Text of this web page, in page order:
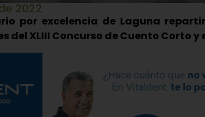
2022
por excelencia de Laguna
del XLIII Concurso de Cuento Corto y